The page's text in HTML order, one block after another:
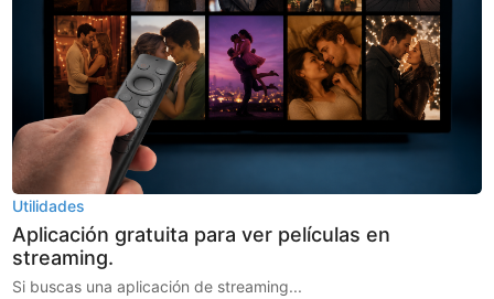
Utilidades
Aplicación gratuita para ver películas en
streaming.
Si buscas una aplicación de streaming...